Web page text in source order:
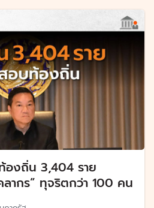
องถิ่น 3,404 ราย
ากร” ทุจริตกว่า 100 คน